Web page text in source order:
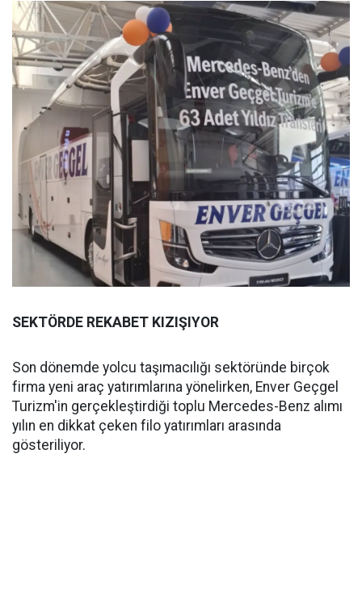
SEKTÖRDE REKABET KIZIŞIYOR
Son dönemde yolcu taşımacılığı sektöründe birçok
firma yeni araç yatırımlarına yönelirken, Enver Geçgel
Turizm'in gerçekleştirdiği toplu Mercedes-Benz alımı
yılın en dikkat çeken filo yatırımları arasında
gösteriliyor.